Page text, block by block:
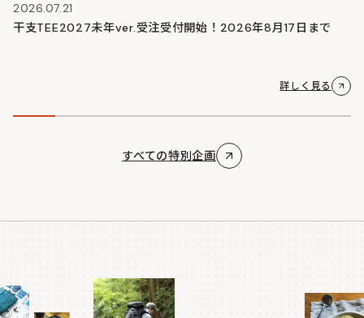
2026.07.21
干支TEE2027未年ver.受注受付開始！2026年8月17日まで
詳しく見る
すべての特別企画